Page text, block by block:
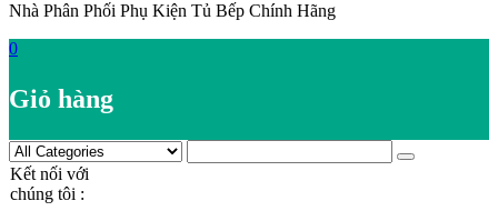
Nhà Phân Phối Phụ Kiện Tủ Bếp Chính Hãng
0
Giỏ hàng
Kết nối với
chúng tôi :